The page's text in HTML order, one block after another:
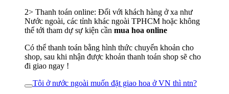
2> Thanh toán online: Đối với khách hàng ở xa như
Nước ngoài, các tỉnh khác ngoài TPHCM hoặc không
thể tới tham dự sự kiện cần mua hoa online
Có thể thanh toán bằng hình thức chuyển khoản cho
shop, sau khi nhận được khoản thanh toán shop sẽ cho
đi giao ngay !
Tôi ở nước ngoài muốn đặt giao hoa ở VN thì ntn?